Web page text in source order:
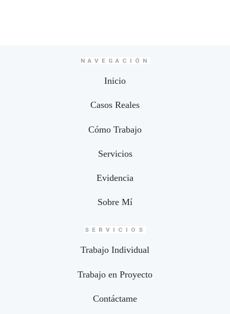
NAVEGACIÓN
Inicio
Casos Reales
Cómo Trabajo
Servicios
Evidencia
Sobre Mí
SERVICIOS
Trabajo Individual
Trabajo en Proyecto
Contáctame